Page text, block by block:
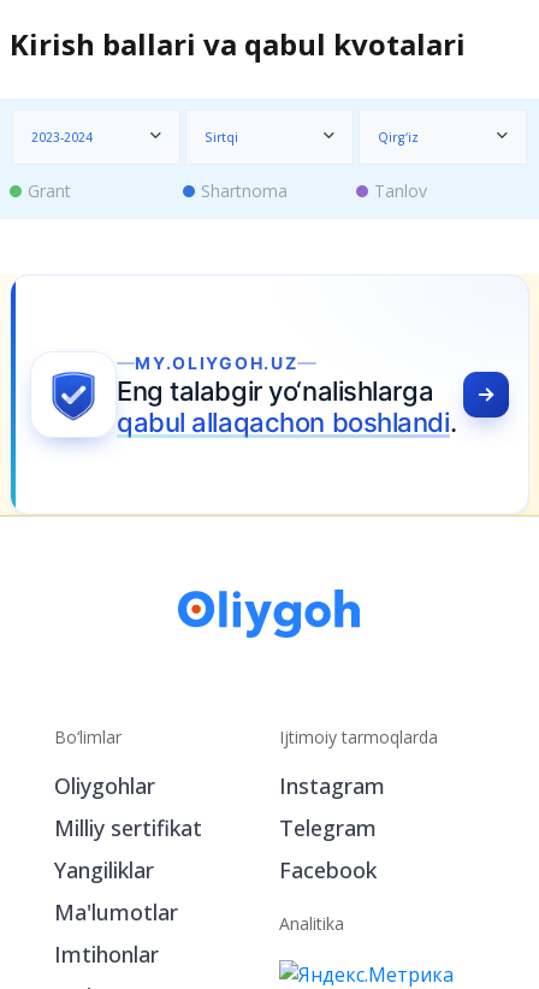
Kirish ballari va qabul kvotalari
2023-2024 Sirtqi Qirg‘iz
Grant Shartnoma Tanlov
MY.OLIYGOH.UZ
Eng talabgir yo‘nalishlarga
qabul allaqachon boshlandi.
Bo‘limlar
Oliygohlar
Ijtimoiy tarmoqlarda
Telegram
Facebook